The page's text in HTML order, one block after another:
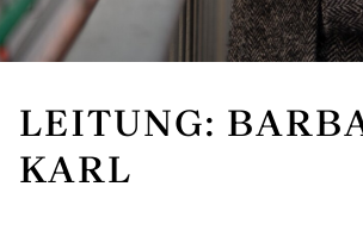
LEITUNG:
KARL